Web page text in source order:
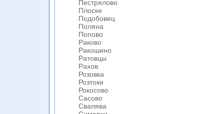
Пестрялово
Плоске
Подобовец
Поляна
Попово
Раково
Ракошино
Ратовцы
Рахов
Розовка
Розтоки
Рокосово
Сасово
Свалява